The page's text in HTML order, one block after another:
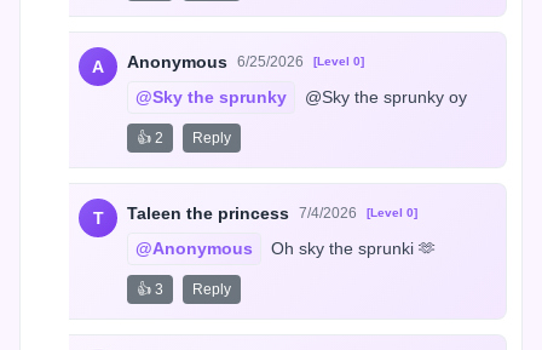
A Anonymous 6/25/2026 [Level 0]
@Sky the sprunky @Sky the sprunky oy
👍 2 Reply
T Taleen the princess 7/4/2026 [Level 0]
@Anonymous Oh sky the sprunki 🫶
👍 3 Reply